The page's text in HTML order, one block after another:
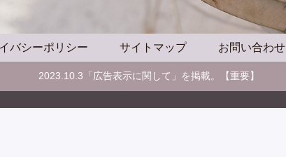
バシーポリシー サイトマップ お問い合わせ
2023.10.3「広告表示に関して」を掲載。【重要】